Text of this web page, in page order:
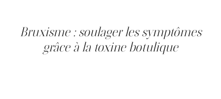
Bruxisme : soulager les symptômes
grâce à la toxine botulique